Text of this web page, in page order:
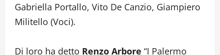
Gabriella Portallo, Vito De Canzio, Giampiero
Militello (Voci).
Di loro ha detto Renzo Arbore “I Palermo